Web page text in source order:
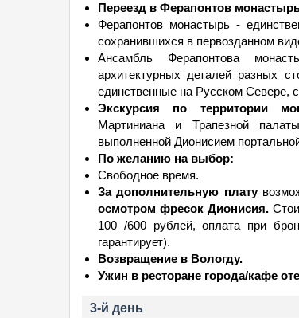
Переезд в Ферапонтов
Ферапонтов монастырь -
сохранившихся в первозданном
Ансамбль Ферапонтова
архитектурных деталей разных
единственные на Русском Севере,
Экскурсия по территории
Мартиниана и Трапезной
выполненной Дионисием
По желанию на выбор:
Свободное время.
За дополнительную плату
осмотром фресок Дионисия.
100 /600 рублей, оплата при
гарантирует).
Возвращение в Вологду.
Ужин в ресторане города/кафе
3-й день